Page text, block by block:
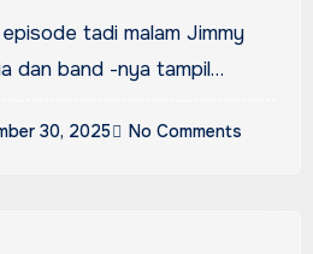
dan band -nya tampil…
30, 2025 No Comments